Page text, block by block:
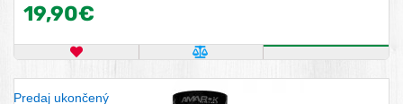
19,90€
OBĽÚBENÝ PRODUKTPOROVNAŤ PRODUKTZISTITE
Predaj ukončený